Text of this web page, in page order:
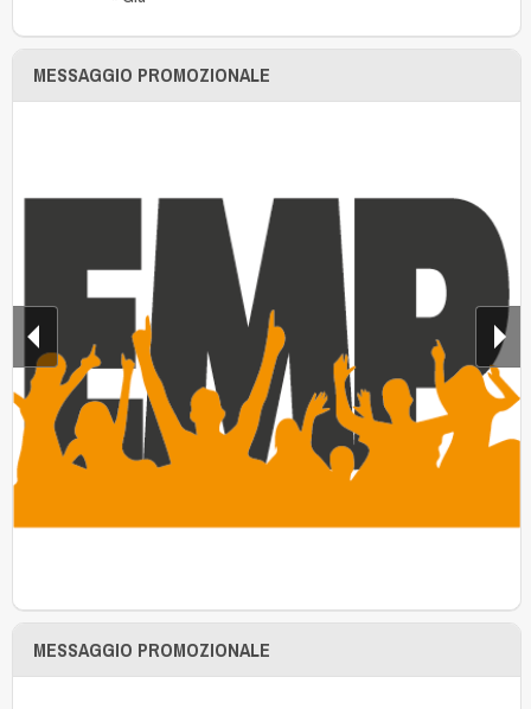
MESSAGGIO PROMOZIONALE
MESSAGGIO PROMOZIONALE